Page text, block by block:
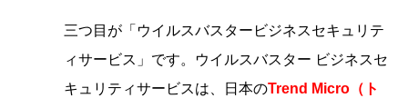
三つ目が「ウイルスバスタービジネスセキュリテ
ィサービス」です。ウイルスバスター ビジネスセ
キュリティサービスは、日本のTrend Micro（ト